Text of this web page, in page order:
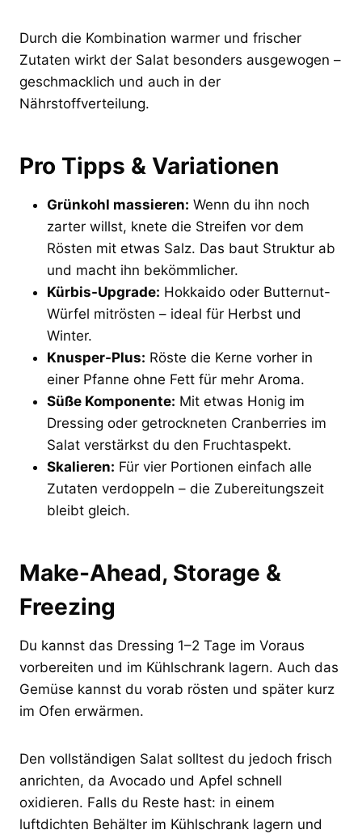
Durch die Kombination warmer und frischer
Zutaten wirkt der Salat besonders ausgewogen –
geschmacklich und auch in der
Nährstoffverteilung.
Pro Tipps & Variationen
Grünkohl massieren: Wenn du ihn noch
zarter willst, knete die Streifen vor dem
Rösten mit etwas Salz. Das baut Struktur ab
und macht ihn bekömmlicher.
Kürbis-Upgrade: Hokkaido oder Butternut-
Würfel mitrösten – ideal für Herbst und
Winter.
Knusper-Plus: Röste die Kerne vorher in
einer Pfanne ohne Fett für mehr Aroma.
Süße Komponente: Mit etwas Honig im
Dressing oder getrockneten Cranberries im
Salat verstärkst du den Fruchtaspekt.
Skalieren: Für vier Portionen einfach alle
Zutaten verdoppeln – die Zubereitungszeit
bleibt gleich.
Make-Ahead, Storage &
Freezing
Du kannst das Dressing 1–2 Tage im Voraus
vorbereiten und im Kühlschrank lagern. Auch das
Gemüse kannst du vorab rösten und später kurz
im Ofen erwärmen.
Den vollständigen Salat solltest du jedoch frisch
anrichten, da Avocado und Apfel schnell
oxidieren. Falls du Reste hast: in einem
luftdichten Behälter im Kühlschrank lagern und